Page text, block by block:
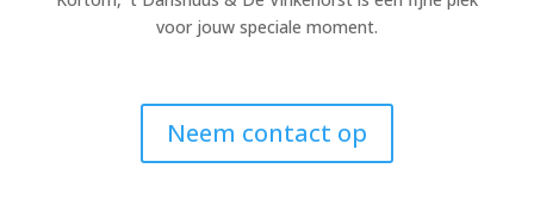
voor jouw speciale moment.
Neem contact op